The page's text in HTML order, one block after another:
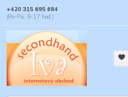
+420 315 695 684
(Po-Pá, 9-17 hod.)